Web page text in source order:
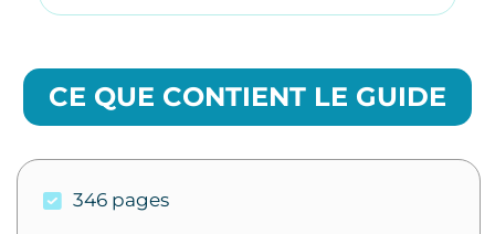
CE QUE CONTIENT LE GUIDE
346 pages